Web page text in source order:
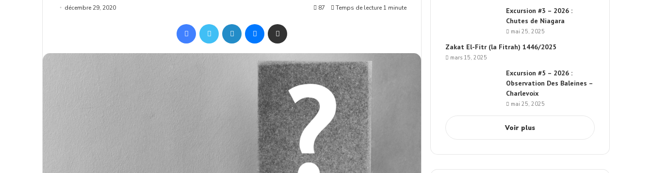
décembre 29, 2020 87 Temps de lecture 1 minute
Excursion #3 – 2026 :
Chutes de Niagara
mai 25, 2025
Zakat El-Fitr (la Fitrah) 1446/2025
mars 15, 2025
Excursion #5 – 2026 :
Observation Des Baleines –
Charlevoix
mai 25, 2025
Voir plus